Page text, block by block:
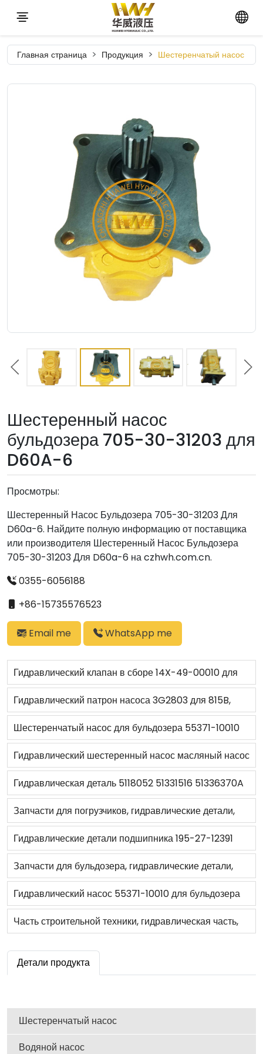
Главная страница Продукция Шестеренчатый насос
Шестеренный насос
бульдозера 705-30-31203 для
D60A-6
Просмотры:
Шестеренный Насос Бульдозера 705-30-31203 Для
D60a-6. Найдите полную информацию от поставщика
или производителя Шестеренный Насос Бульдозера
705-30-31203 Для D60a-6 на czhwh.com.cn.
0355-6056188
+86-15735576523
Email me WhatsApp me
Гидравлический клапан в сборе 14X-49-00010 для
бульдозера D65P-12
Гидравлический патрон насоса 3G2803 для 815B,
992B, 973
Шестеренчатый насос для бульдозера 55371-10010
для BD2G
Гидравлический шестеренный насос масляный насос
Ass'y 6150-51-1004 для бульдозера D60A-8
Гидравлическая деталь 5118052 51331516 51336370A
распределитель трактора в сборе контрольный
клапан для TD55D TD60 TL5050 TL5060
Запчасти для погрузчиков, гидравлические детали,
Шестеренчатый насос трансмиссии 9U9535 для
966F, 966F II, R1300, R1700 II
Гидравлические детали подшипника 195-27-12391
для бульдозера D355A-5
Запчасти для бульдозера, гидравлические детали,
водяной насос Ass'y 6144-61-1500 для бульдозера,
D20A-5
Гидравлический насос 55371-10010 для бульдозера
BD2G
Часть строительной техники, гидравлическая часть,
D355A-5
Детали продукта
Шестеренчатый насос
Водяной насос